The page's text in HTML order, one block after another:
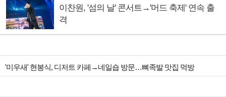
이찬원, '섬의 날' 콘서트→'머드 축제' 연속 출
격
'미우새' 현봉식, 디저트 카페→네일숍 방문…뼈족발 맛집 먹방